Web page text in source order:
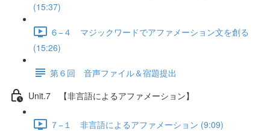
(15:37)
６−４ マジックワードでアファメーション文を創る
(15:26)
第６回 音声ファイル＆宿題提出
Unit.7 【非言語によるアファメーション】
７−１ 非言語によるアファメーション (9:09)